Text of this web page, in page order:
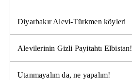
Diyarbakır Alevi-Türkmen köyleri
Alevilerinin Gizli Payitahtı Elbistan!
Utanmayalım da, ne yapalım!